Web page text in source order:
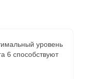
уровень
6 способствуют